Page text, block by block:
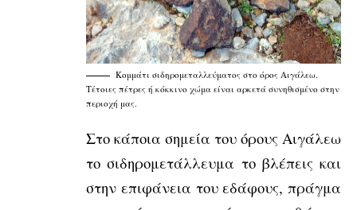
Κομμάτι σιδηρομεταλλεύματος στο όρος Αιγάλεω.
Τέτοιες πέτρες ή κόκκινο χώμα είναι αρκετά συνηθισμένο στην
περιοχή μας.
Στο κάποια σημεία του όρους Αιγάλεω
το σιδηρομετάλλευμα το βλέπεις και
στην επιφάνεια του εδάφους, πράγμα